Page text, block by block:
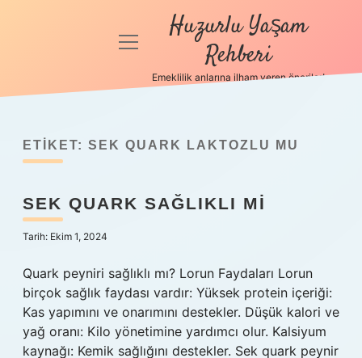
Anasayfa
Politikası
Hakkımızda
menüyü
Huzurlu Yaşam
Rehberi
Emeklilik anlarına ilham veren öneriler!
ETIKET: SEK QUARK LAKTOZLU MU
SEK QUARK SAĞLIKLI MI
Tarih: Ekim 1, 2024
Quark peyniri sağlıklı mı? Lorun Faydaları Lorun
birçok sağlık faydası vardır: Yüksek protein içeriği:
Kas yapımını ve onarımını destekler. Düşük kalori ve
yağ oranı: Kilo yönetimine yardımcı olur. Kalsiyum
kaynağı: Kemik sağlığını destekler. Sek quark peynir